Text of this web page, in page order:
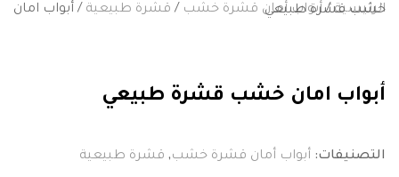
الرئيسية/أبواب أمان قشرة خشب / قشرة طبيعية / أبواب امان خشب قشرة طبيعي
أبواب امان خشب قشرة طبيعي
التصنيفات: أبواب أمان قشرة خشب, قشرة طبيعية